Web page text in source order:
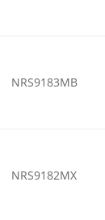
NRS9183MB
NRS9182MX